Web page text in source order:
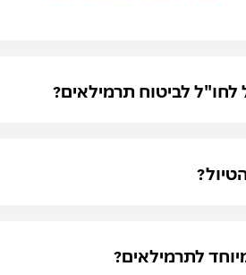
לחו"ל לביטוח תרמילאים?
לתרמילאים?